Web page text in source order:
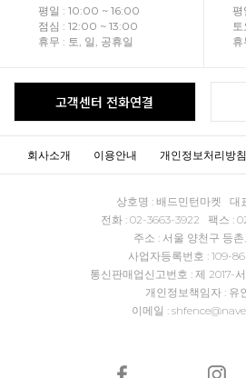
평일 : 10:00 ~ 16:00
점심 : 12:00 ~ 13:00
휴무 : 토, 일, 공휴일
휴
고객센터 전화연결
회사소개 이용안내 개인정보처리방침
상호명 : 배드민턴마켓 대
전화 : 02-3663-3922 팩스 :
주소 : 서울 양천구 등촌
사업자등록번호 : 109-
통신판매업신고번호 : 제 2017-
개인정보책임자 : 유
이메일 :